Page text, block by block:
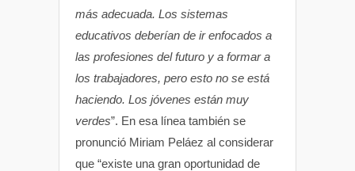
más adecuada. Los sistemas
educativos deberían de ir enfocados a
las profesiones del futuro y a formar a
los trabajadores, pero esto no se está
haciendo. Los jóvenes están muy
verdes”. En esa línea también se
pronunció Miriam Peláez al considerar
que “existe una gran oportunidad de